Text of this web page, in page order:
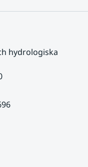
hydrologiska